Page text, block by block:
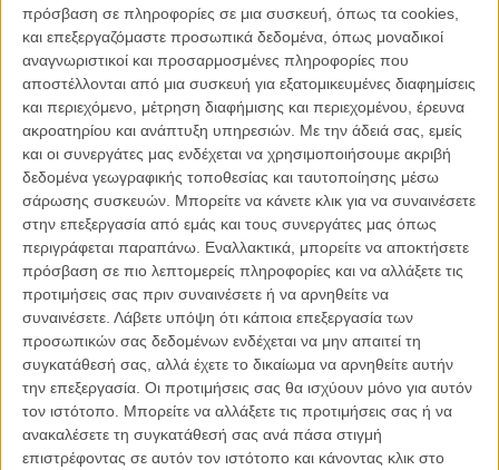
πρόσβαση σε πληροφορίες σε μια συσκευή, όπως τα cookies,
και επεξεργαζόμαστε προσωπικά δεδομένα, όπως μοναδικοί
αναγνωριστικοί και προσαρμοσμένες πληροφορίες που
αποστέλλονται από μια συσκευή για εξατομικευμένες διαφημίσεις
και περιεχόμενο, μέτρηση διαφήμισης και περιεχομένου, έρευνα
ακροατηρίου και ανάπτυξη υπηρεσιών. Με την άδειά σας, εμείς
και οι συνεργάτες μας ενδέχεται να χρησιμοποιήσουμε ακριβή
δεδομένα γεωγραφικής τοποθεσίας και ταυτοποίησης μέσω
σάρωσης συσκευών. Μπορείτε να κάνετε κλικ για να συναινέσετε
στην επεξεργασία από εμάς και τους συνεργάτες μας όπως
περιγράφεται παραπάνω. Εναλλακτικά, μπορείτε να αποκτήσετε
πρόσβαση σε πιο λεπτομερείς πληροφορίες και να αλλάξετε τις
προτιμήσεις σας πριν συναινέσετε ή να αρνηθείτε να
συναινέσετε. Λάβετε υπόψη ότι κάποια επεξεργασία των
προσωπικών σας δεδομένων ενδέχεται να μην απαιτεί τη
συγκατάθεσή σας, αλλά έχετε το δικαίωμα να αρνηθείτε αυτήν
την επεξεργασία. Οι προτιμήσεις σας θα ισχύουν μόνο για αυτόν
τον ιστότοπο. Μπορείτε να αλλάξετε τις προτιμήσεις σας ή να
ανακαλέσετε τη συγκατάθεσή σας ανά πάσα στιγμή
επιστρέφοντας σε αυτόν τον ιστότοπο και κάνοντας κλικ στο
Γκάρντνερ θα αποδράσει για να αποκαλύψει το μυστήριο της
γέννησής του και για να βρει το πού ανήκει στο σύμπαν.
Η κεντρική ιδέα της ταινίας του Πίτερ Τσέλσομ, του σκηνοθέτη που
μας είχε δώσει παλιότερα το «Serendipity», δεν φαίνεται να είναι και
τόσο κακή με την πρώτη ματιά. Απεναντίας μάλιστα ένα αδιέξοδο
ρομάντζο δυο εφήβων που ζουν σε δυο διαφορετικούς πλανήτες
ακούγεται πρωτότυπο και θα μπορούσε να εξελιχθεί σε μια αρκετά
ενδιαφέρουσα, αν μη τι άλλο, ρομαντική περιπέτεια με δόσεις
επιστημονικής φαντασίας. Αλλά κάπου εδώ τελειώνουν ό,τι καλά
μπορείς να βρεις με κόπο στην συγκεκριμένη ταινία.
Οσο ενδιαφέρουσα φαίνεται αυτή η κεντρική ιδέα, στο χαρτί
τουλάχιστον, στην πράξη δεν αναπτύσσεται σχεδόν καθόλου. Από
την αρχή κιόλας η ταινία του Τσέλσομ δεν ξέρει τι θέλει να είναι.
Θέλει να είναι μια ταινία επιστημονικής φαντασίας; Θέλει να είναι
άλλη μια εφηβική ρομαντική ταινία; Προσπαθεί να ισορροπήσει
μεταξύ των δυο και αντ’ αυτού καταλήγει σε ένα υβριδικό «κάτι»
γεμάτο σεναριάκες τρύπες, όπου στο τέλος καταρρέει ως ένα
ακούσιο ξεκαρδιστικό ρομαντικό μελόδραμα.